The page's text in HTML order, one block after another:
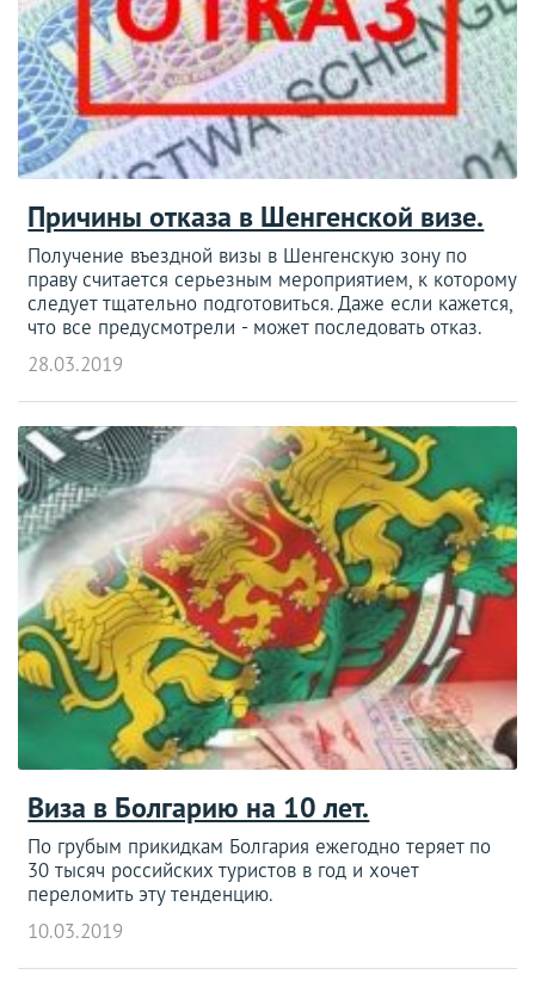
Причины отказа в Шенгенской визе.
Получение въездной визы в Шенгенскую зону по
праву считается серьезным мероприятием, к которому
следует тщательно подготовиться. Даже если кажется,
что все предусмотрели - может последовать отказ.
28.03.2019
Виза в Болгарию на 10 лет.
По грубым прикидкам Болгария ежегодно теряет по
30 тысяч российских туристов в год и хочет
переломить эту тенденцию.
10.03.2019